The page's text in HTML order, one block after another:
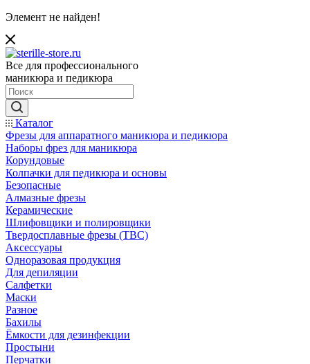
Элемент не найден!
Все для профессионального
маникюра и педикюра
Каталог
Фрезы для аппаратного маникюра и педикюра
Наборы фрез для маникюра
Корундовые
Колпачки для педикюра и основы
Безопасные
Алмазные фрезы
Керамические
Шлифовщики и полировщики
Твердосплавные фрезы (ТВС)
Аксессуары
Одноразовая продукция
Для депиляции
Салфетки
Маски
Разное
Бахилы
Ёмкости для дезинфекции
Простыни
Перчатки